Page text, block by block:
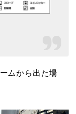
ムから出た場